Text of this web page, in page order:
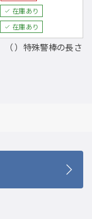
在庫あり
在庫あり
（ ）特殊警棒の長さ